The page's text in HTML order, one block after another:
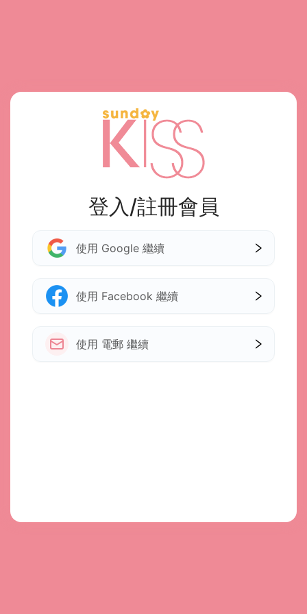
登入/註冊會員
使用 Google 繼續
使用 Facebook 繼續
使用 電郵 繼續